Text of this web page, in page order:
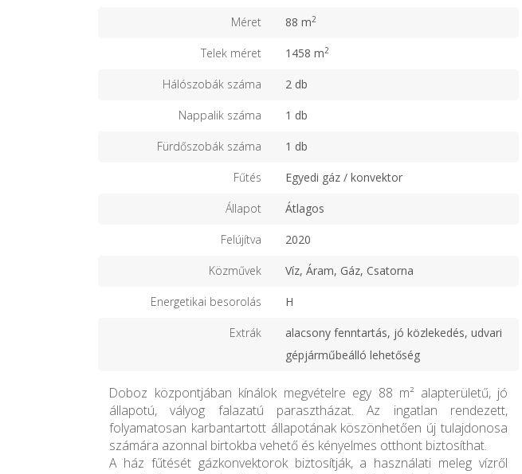
Méret 88 m2
Telek méret 1458 m2
Hálószobák száma 2 db
Nappalik száma 1 db
Fürdőszobák száma 1 db
Fűtés Egyedi gáz / konvektor
Állapot Átlagos
Felújítva 2020
Közművek Víz, Áram, Gáz, Csatorna
Energetikai besorolás H
Extrák
alacsony fenntartás, jó közlekedés, udvari
gépjárműbeálló lehetőség
Doboz központjában kínálok megvételre egy 88 m² alapterületű, jó
állapotú, vályog falazatú parasztházat. Az ingatlan rendezett,
folyamatosan karbantartott állapotának köszönhetően új tulajdonosa
számára azonnal birtokba vehető és kényelmes otthont biztosíthat.
A ház fűtését gázkonvektorok biztosítják, a használati meleg vízről